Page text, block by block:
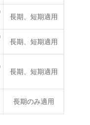
長期、短期適用
長期、短期適用
長期、短期適用
長期のみ適用